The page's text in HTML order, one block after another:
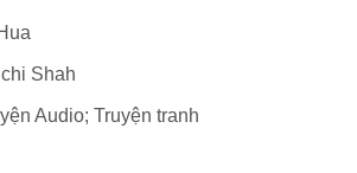
Shah
Audio; Truyện tranh